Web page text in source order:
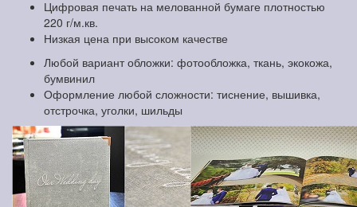
Цифровая печать на мелованной бумаге плотностью
220 г/м.кв.
Низкая цена при высоком качестве
Любой вариант обложки: фотообложка, ткань, экокожа,
бумвинил
Оформление любой сложности: тиснение, вышивка,
отстрочка, уголки, шильды